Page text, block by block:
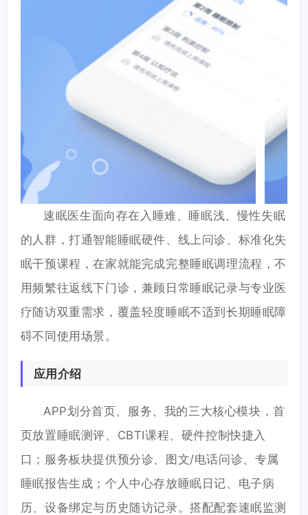
速眠医生面向存在入睡难、睡眠浅、慢性失眠
的人群，打通智能睡眠硬件、线上问诊、标准化失
眠干预课程，在家就能完成完整睡眠调理流程，不
用频繁往返线下门诊，兼顾日常睡眠记录与专业医
疗随访双重需求，覆盖轻度睡眠不适到长期睡眠障
碍不同使用场景。
应用介绍
APP划分首页、服务、我的三大核心模块，首
页放置睡眠测评、CBTI课程、硬件控制快捷入
口；服务板块提供预分诊、图文/电话问诊、专属
睡眠报告生成；个人中心存放睡眠日记、电子病
历、设备绑定与历史随访记录。搭配配套速眠监测